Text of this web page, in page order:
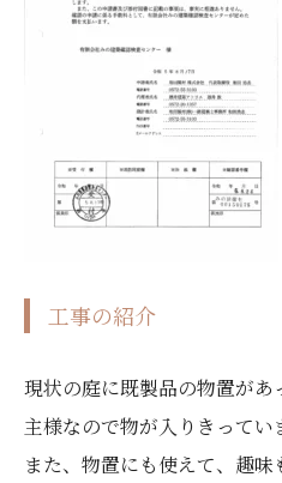
工事の紹介
現状の庭に既製品の物置が
主様なので物が入りきってい
また、物置にも使えて、趣